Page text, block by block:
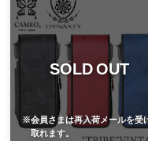
SOLD OUT
※会員さまは再入荷メールを受
取れます。